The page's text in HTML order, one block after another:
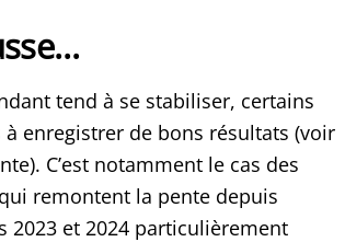
tend à se stabiliser, certains
enregistrer de bons résultats (voir
C’est notamment le cas des
remontent la pente depuis
2023 et 2024 particulièrement